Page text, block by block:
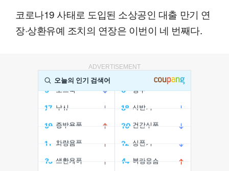
코로나19 사태로 도입된 소상공인 대출 만기 연
장·상환유예 조치의 연장은 이번이 네 번째다.
ADVERTISEMENT